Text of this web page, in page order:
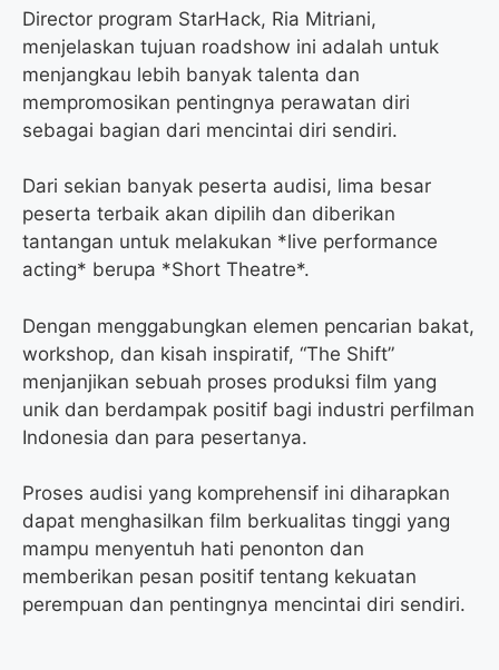
Director program StarHack, Ria Mitriani,
menjelaskan tujuan roadshow ini adalah untuk
menjangkau lebih banyak talenta dan
mempromosikan pentingnya perawatan diri
sebagai bagian dari mencintai diri sendiri.
Dari sekian banyak peserta audisi, lima besar
peserta terbaik akan dipilih dan diberikan
tantangan untuk melakukan *live performance
acting* berupa *Short Theatre*.
Dengan menggabungkan elemen pencarian bakat,
workshop, dan kisah inspiratif, “The Shift”
menjanjikan sebuah proses produksi film yang
unik dan berdampak positif bagi industri perfilman
Indonesia dan para pesertanya.
Proses audisi yang komprehensif ini diharapkan
dapat menghasilkan film berkualitas tinggi yang
mampu menyentuh hati penonton dan
memberikan pesan positif tentang kekuatan
perempuan dan pentingnya mencintai diri sendiri.